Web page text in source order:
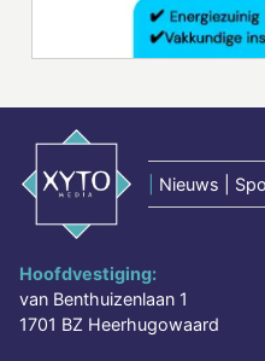
Nieuws |
Hoofdvestiging:
van Benthuizenlaan 1
1701 BZ Heerhugowaard